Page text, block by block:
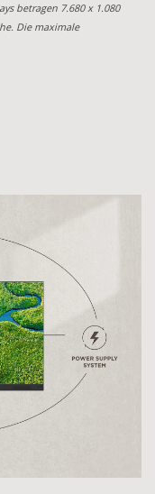
betragen 7.680 x 1.080
Die maximale